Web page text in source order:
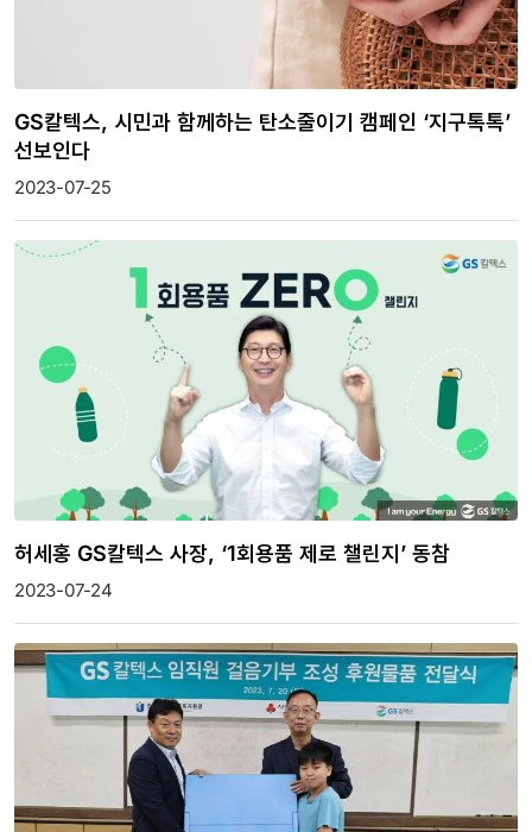
GS칼텍스, 시민과 함께하는 탄소줄이기 캠페인 ‘지구톡톡’
선보인다
2023-07-25
허세홍 GS칼텍스 사장, ‘1회용품 제로 챌린지’ 동참
2023-07-24